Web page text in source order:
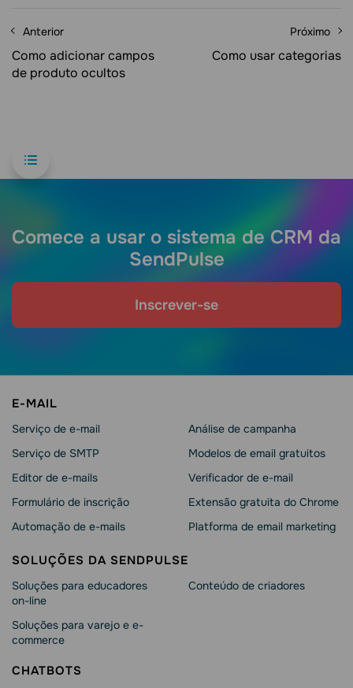
Anterior
Como adicionar campos
de produto ocultos
Próximo
Como usar categorias
Comece a usar o sistema de CRM da
SendPulse
Inscrever-se
E-MAIL
Serviço de e-mail
Serviço de SMTP
Editor de e-mails
Formulário de inscrição
Automação de e-mails
Análise de campanha
Modelos de email gratuitos
Verificador de e-mail
Extensão gratuita do Chrome
Platforma de email marketing
SOLUÇÕES DA SENDPULSE
Soluções para educadores
on-line
Soluções para varejo e e-
commerce
Conteúdo de criadores
CHATBOTS